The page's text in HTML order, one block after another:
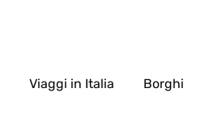
Viaggi in Italia Borghi